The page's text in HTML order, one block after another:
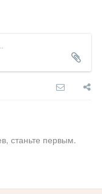
станьте первым.